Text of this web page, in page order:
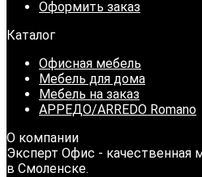
Оформить заказ
Каталог
Офисная мебель
Мебель для дома
Мебель на заказ
АРРЕДО/ARREDO Romano
О компании
Эксперт Офис - качественная
в Смоленске.